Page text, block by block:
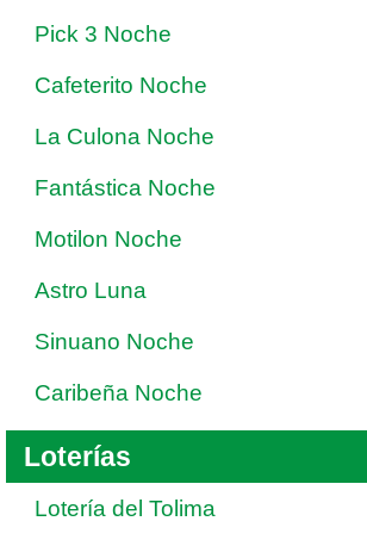
Pick 3 Noche
Cafeterito Noche
La Culona Noche
Fantástica Noche
Motilon Noche
Astro Luna
Sinuano Noche
Caribeña Noche
Loterías
Lotería del Tolima